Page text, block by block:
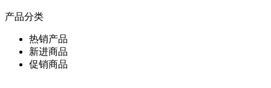
产品分类
热销产品
新进商品
促销商品